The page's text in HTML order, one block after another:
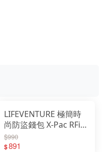
LIFEVENTURE 極簡時
尚防盜錢包 X-Pac RFiD
Bi-Fold Wallet 68783
$990
$891